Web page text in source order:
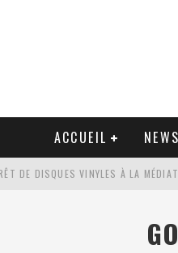
ACCUEIL NEWS
DE DISQUES VINYLES À LA
AUX ENCHÈRES D'UNE